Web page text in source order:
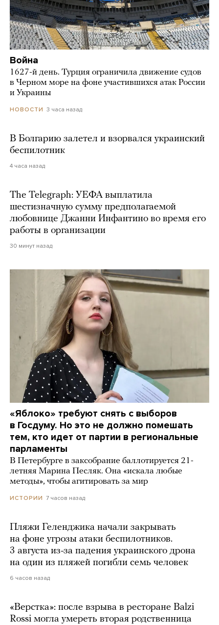
Война
1627-й день. Турция ограничила движение судов
в Черном море на фоне участившихся атак России
и Украины
НОВОСТИ 3 часа назад
В Болгарию залетел и взорвался украинский
беспилотник
4 часа назад
The Telegraph: УЕФА выплатила
шестизначную сумму предполагаемой
любовнице Джанни Инфантино во время его
работы в организации
30 минут назад
«Яблоко» требуют снять с выборов
в Госдуму. Но это не должно помешать
тем, кто идет от партии в региональные
парламенты
В Петербурге в заксобрание баллотируется 21-
летняя Марина Песляк. Она «искала любые
методы», чтобы агитировать за мир
ИСТОРИИ 7 часов назад
Пляжи Геленджика начали закрывать
на фоне угрозы атаки беспилотников.
3 августа из-за падения украинского дрона
на один из пляжей погибли семь человек
6 часов назад
«Верстка»: после взрыва в ресторане Balzi
Rossi могла умереть вторая родственница